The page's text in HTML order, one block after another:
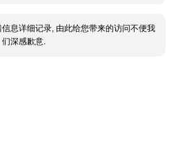
信息详细记录, 由此给您带来的访问不便我
们深感歉意.